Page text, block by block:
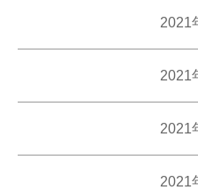
2021
2021
2021
2021